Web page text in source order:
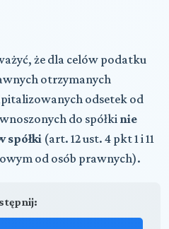
że dla celów podatku
otrzymanych
odsetek od
do spółki nie
spółki (art. 12 ust. 4 pkt 1 i 11
od osób prawnych).